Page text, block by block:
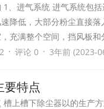
、进气系统 进气系统包
降低，大部分粉尘直接
充满整个空间，挡风板
· 评论 0 · 3年前 (2023-
要特点
上槽下除尘器以的生产